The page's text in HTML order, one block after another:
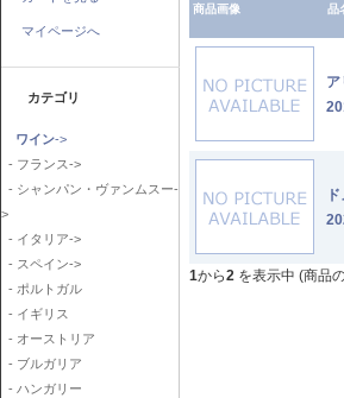
マイページへ
カテゴリ
ワイン->
- フランス->
- シャンパン・ヴァンムスー-
>
- イタリア->
- スペイン->
- ポルトガル
- イギリス
- オーストリア
- ブルガリア
- ハンガリー
商品画像 品
1から2 を表示中 (商品